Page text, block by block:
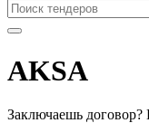
AKSA
Заключаешь договор?